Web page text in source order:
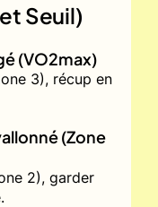
Seuil)
(VO2max)
3), récup en
(Zone
2), garder